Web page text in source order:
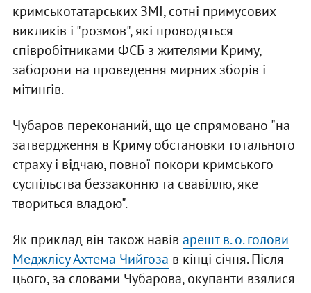
кримськотатарських ЗМІ, сотні примусових
викликів і "розмов", які проводяться
співробітниками ФСБ з жителями Криму,
заборони на проведення мирних зборів і
мітингів.
Чубаров переконаний, що це спрямовано "на
затвердження в Криму обстановки тотального
страху і відчаю, повної покори кримського
суспільства беззаконню та свавіллю, яке
твориться владою".
Як приклад він також навів арешт в. о. голови
Меджлісу Ахтема Чийгоза в кінці січня. Після
цього, за словами Чубарова, окупанти взялися